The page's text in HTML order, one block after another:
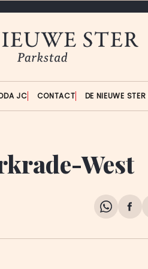
JC CONTACT DE NIEUWE
West
Share